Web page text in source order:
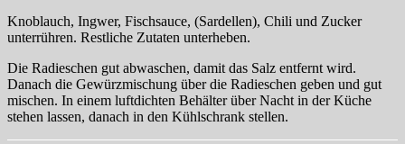
Knoblauch, Ingwer, Fischsauce, (Sardellen), Chili und Zucker
unterrühren. Restliche Zutaten unterheben.
Die Radieschen gut abwaschen, damit das Salz entfernt wird.
Danach die Gewürzmischung über die Radieschen geben und gut
mischen. In einem luftdichten Behälter über Nacht in der Küche
stehen lassen, danach in den Kühlschrank stellen.